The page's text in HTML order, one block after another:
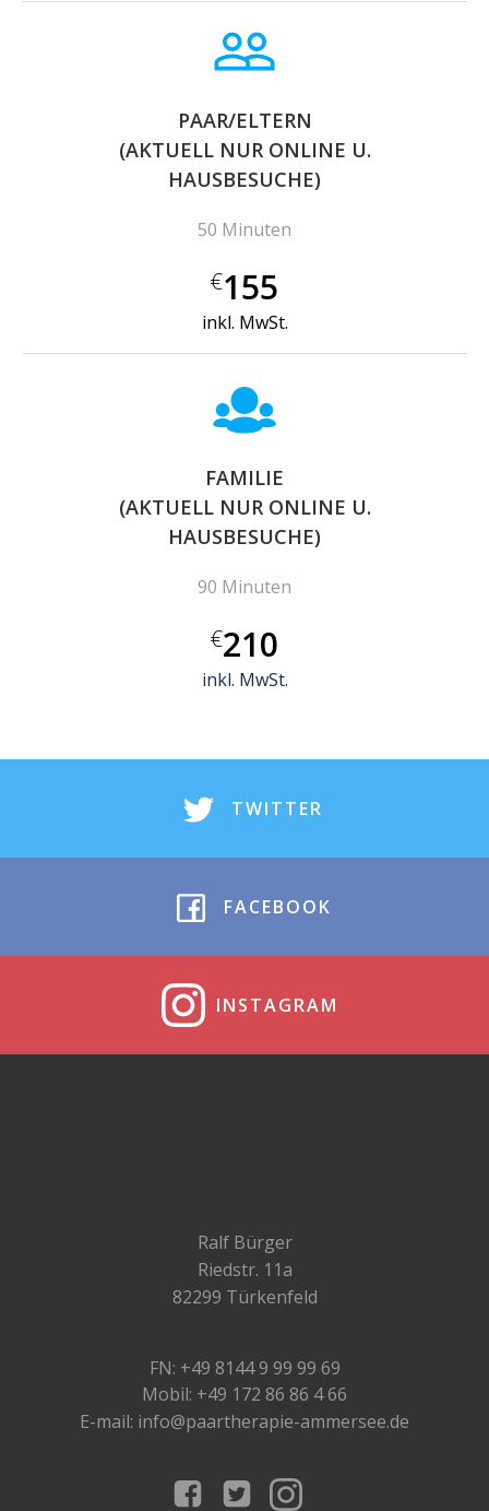
PAAR/ELTERN
(AKTUELL NUR ONLINE U.
HAUSBESUCHE)
50 Minuten
€155
inkl. MwSt.
FAMILIE
(AKTUELL NUR ONLINE U.
HAUSBESUCHE)
90 Minuten
€210
inkl. MwSt.
TWITTER
FACEBOOK
INSTAGRAM
Ralf Bürger
Riedstr. 11a
82299 Türkenfeld
FN: +49 8144 9 99 99 69
Mobil: +49 172 86 86 4 66
E-mail: info@paartherapie-ammersee.de